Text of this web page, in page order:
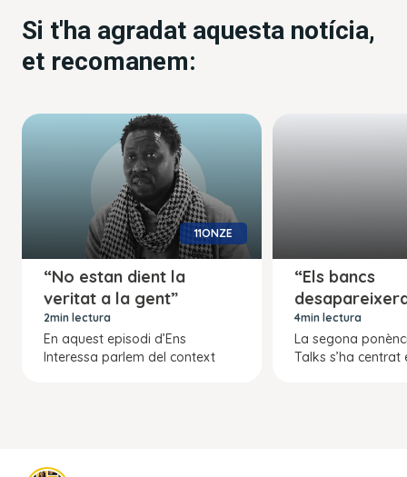
Si t'ha agradat aquesta notícia,
et recomanem:
11ONZE
“No estan dient la
veritat a la gent”
2min lectura
En aquest episodi d’Ens
Interessa parlem del context
“Els bancs
4min lectura
La segona
Talks s’ha centrat